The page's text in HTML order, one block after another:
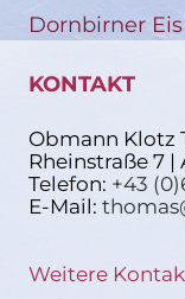
Dornbirner
KONTAKT
Obmann Klotz
Rheinstraße 7 |
Telefon: +43
E-Mail:
Weitere